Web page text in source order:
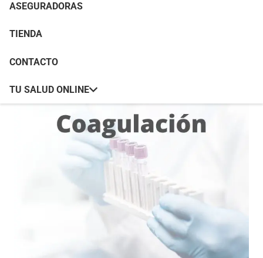
ASEGURADORAS
TIENDA
CONTACTO
TU SALUD ONLINE